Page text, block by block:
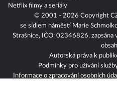
© 2001 - 2026 Copyright
se sídlem náměstí Marie
Strašnice, IČO: 02346826, zapsána
Autorská práva k
Podmínky pro užívání
Informace o zpracování osobních
Netflix filmy a seriály